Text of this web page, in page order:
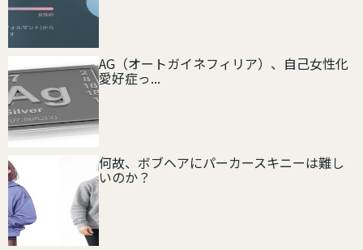
AG（オートガイネフィリア）、自己女性化
愛好症っ...
何故、ボブヘアにパーカースキニーは難し
いのか？